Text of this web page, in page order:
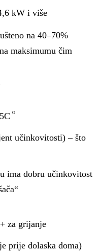
kW i više
na 40–70%
maksimumu čim
ᴼ
učinkovitosti) – što
ima dobru učinkovitost
za grijanje
prije dolaska doma)